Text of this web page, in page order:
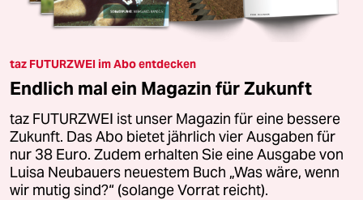
taz FUTURZWEI im Abo entdecken
Endlich mal ein Magazin für Zukunft
taz FUTURZWEI ist unser Magazin für eine bessere
Zukunft. Das Abo bietet jährlich vier Ausgaben für
nur 38 Euro. Zudem erhalten Sie eine Ausgabe von
Luisa Neubauers neuestem Buch „Was wäre, wenn
wir mutig sind?“ (solange Vorrat reicht).